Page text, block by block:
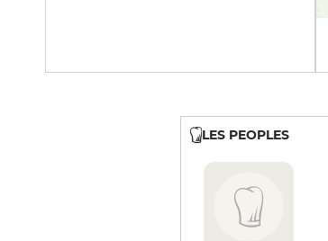
LES PEOPLES